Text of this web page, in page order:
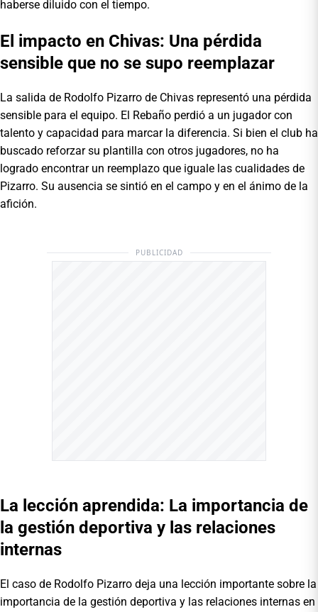
haberse diluido con el tiempo.
El impacto en Chivas: Una pérdida
sensible que no se supo reemplazar
La salida de Rodolfo Pizarro de Chivas representó una pérdida
sensible para el equipo. El Rebaño perdió a un jugador con
talento y capacidad para marcar la diferencia. Si bien el club ha
buscado reforzar su plantilla con otros jugadores, no ha
logrado encontrar un reemplazo que iguale las cualidades de
Pizarro. Su ausencia se sintió en el campo y en el ánimo de la
afición.
PUBLICIDAD
La lección aprendida: La importancia de
la gestión deportiva y las relaciones
internas
El caso de Rodolfo Pizarro deja una lección importante sobre la
importancia de la gestión deportiva y las relaciones internas en